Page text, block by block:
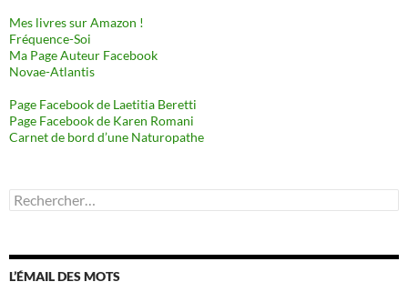
Mes livres sur Amazon !
Fréquence-Soi
Ma Page Auteur Facebook
Novae-Atlantis
Page Facebook de Laetitia Beretti
Page Facebook de Karen Romani
Carnet de bord d’une Naturopathe
Rechercher :
L’ÉMAIL DES MOTS